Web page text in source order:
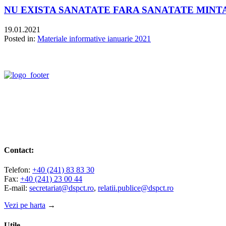
NU EXISTA SANATATE FARA SANATATE
19.01.2021
Posted in: Materiale informative ianuarie 2021
Contact:
Telefon: +40 (241) 83 83 30
Fax: +40 (241) 23 00 44
E-mail: secretariat@dspct.ro, relatii.publice@dspct.ro
Vezi pe harta →